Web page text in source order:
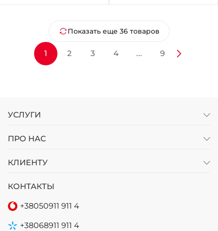
Показать еще 36 товаров
1 2 3 4 ... 9
УСЛУГИ
ПРО НАС
КЛИЕНТУ
КОНТАКТЫ
+38050911 911 4
+38068911 911 4